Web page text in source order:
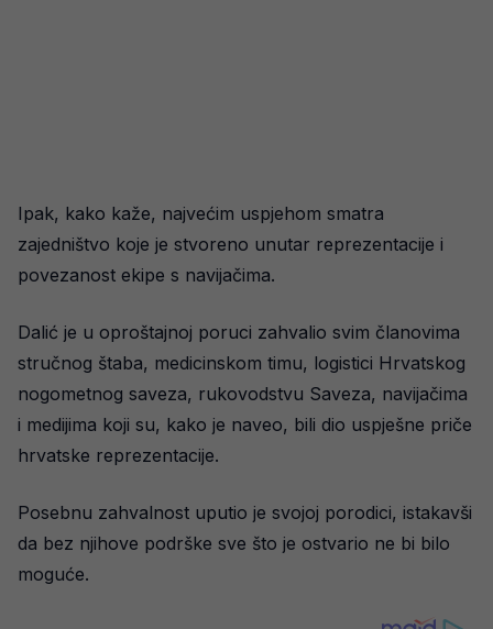
Ipak, kako kaže, najvećim uspjehom smatra
zajedništvo koje je stvoreno unutar reprezentacije i
povezanost ekipe s navijačima.
Dalić je u oproštajnoj poruci zahvalio svim članovima
stručnog štaba, medicinskom timu, logistici Hrvatskog
nogometnog saveza, rukovodstvu Saveza, navijačima
i medijima koji su, kako je naveo, bili dio uspješne priče
hrvatske reprezentacije.
Posebnu zahvalnost uputio je svojoj porodici, istakavši
da bez njihove podrške sve što je ostvario ne bi bilo
moguće.